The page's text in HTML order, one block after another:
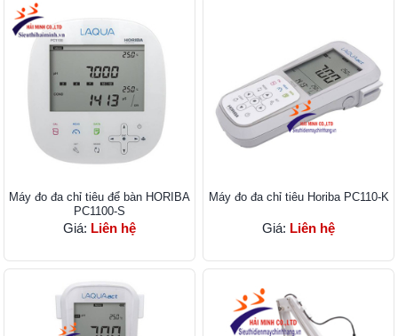
Máy đo đa chỉ tiêu để bàn HORIBA
PC1100-S
Giá: Liên hệ
Máy đo đa chỉ tiêu Horiba PC110-K
Giá: Liên hệ